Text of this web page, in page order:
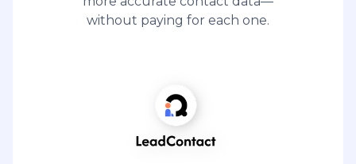
without paying for each one.